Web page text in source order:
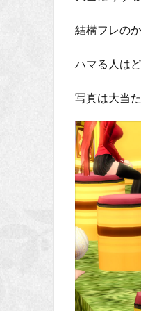
結構フレの
ハマる人は
写真は大当